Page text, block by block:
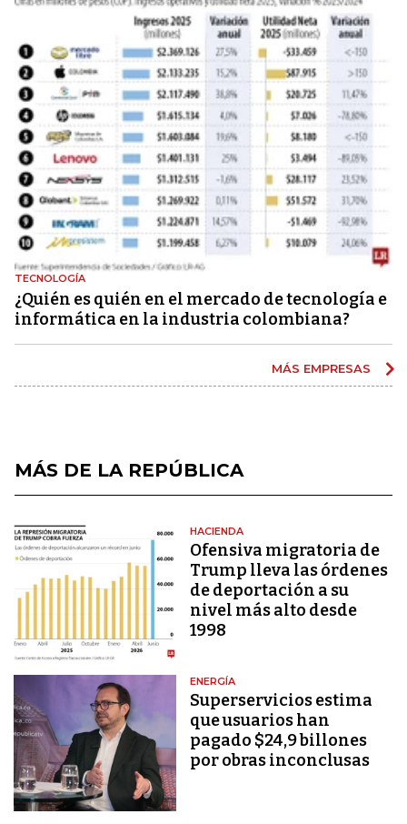
TECNOLOGÍA
¿Quién es quién en el mercado de tecnología e
informática en la industria colombiana?
MÁS EMPRESAS
MÁS DE LA REPÚBLICA
HACIENDA
Ofensiva migratoria de
Trump lleva las órdenes
de deportación a su
nivel más alto desde
1998
ENERGÍA
Superservicios estima
que usuarios han
pagado $24,9 billones
por obras inconclusas